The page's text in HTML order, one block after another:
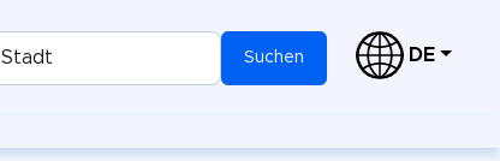
Stadt Suchen DE